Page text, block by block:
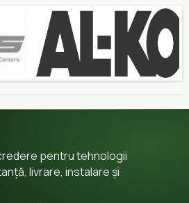
pentru tehnologii
livrare, instalare și